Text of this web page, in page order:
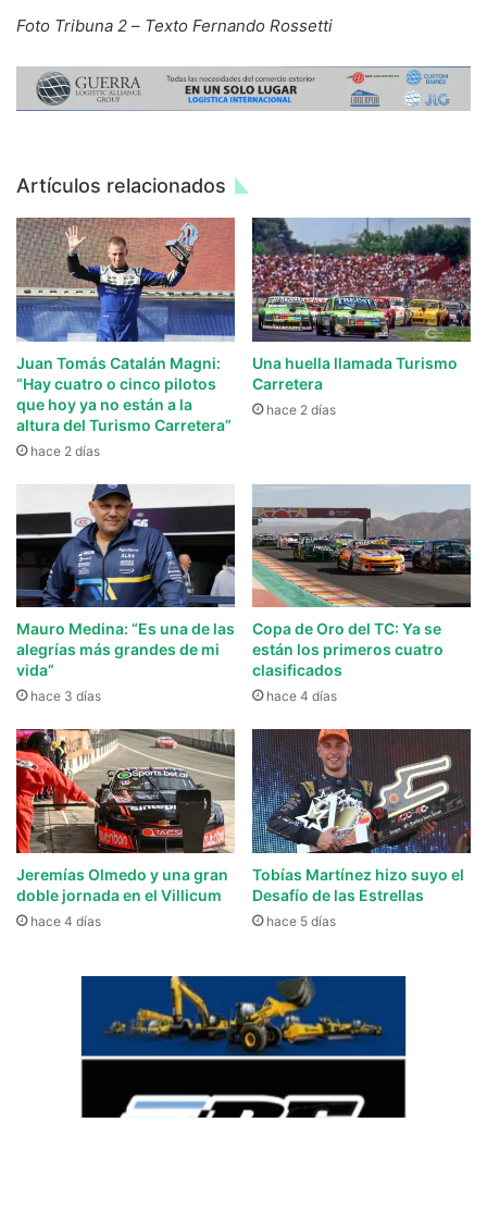
Foto Tribuna 2 – Texto Fernando Rossetti
Artículos relacionados
Juan Tomás Catalán Magni:
“Hay cuatro o cinco pilotos
que hoy ya no están a la
altura del Turismo Carretera”
hace 2 días
Una huella llamada Turismo
Carretera
hace 2 días
Mauro Medina: “Es una de las
alegrías más grandes de mi
vida”
hace 3 días
Copa de Oro del TC: Ya se
están los primeros cuatro
clasificados
hace 4 días
Jeremías Olmedo y una gran
doble jornada en el Villicum
hace 4 días
Tobías Martínez hizo suyo el
Desafío de las Estrellas
hace 5 días